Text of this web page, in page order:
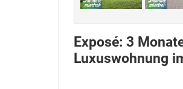
Exposé: 3
Luxuswohnung